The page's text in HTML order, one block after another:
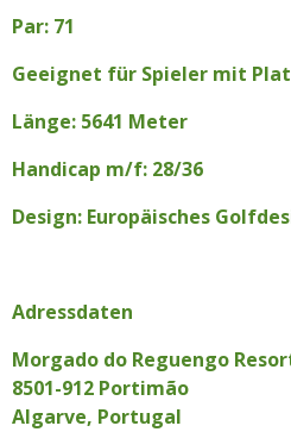
Par: 71
Geeignet für Spieler mit
Länge: 5641 Meter
Handicap m/f: 28/36
Design: Europäisches
Adressdaten
Morgado do Reguengo
8501-912 Portimão
Algarve, Portugal